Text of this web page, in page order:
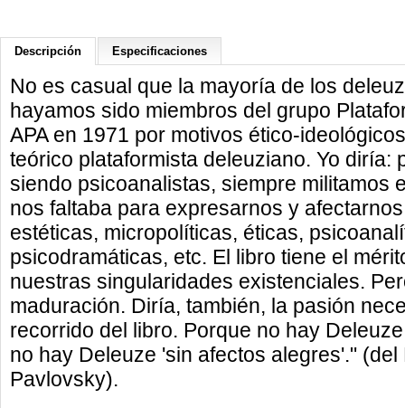
Descripción Especificaciones
No es casual que la mayoría de los
hayamos sido miembros del grupo
APA en 1971 por motivos ético-
teórico plataformista deleuziano. Yo diría:
siendo psicoanalistas, siempre militamos
nos faltaba para expresarnos y
estéticas, micropolíticas, éticas,
psicodramáticas, etc. El libro tiene el
nuestras singularidades existenciales.
maduración. Diría, también, la pasión
recorrido del libro. Porque no hay
no hay Deleuze 'sin afectos alegres'."
Pavlovsky).